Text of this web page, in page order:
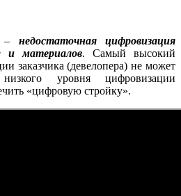
недостаточная цифровизация
и материалов. Самый высокий
заказчика (девелопера) не может
уровня цифровизации
«цифровую стройку».